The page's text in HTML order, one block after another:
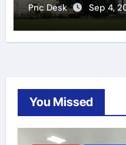
Pnc Desk Sep 4,
You Missed